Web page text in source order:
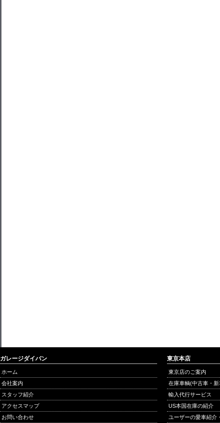
ガレージダイバン
ホーム
会社案内
スタッフ紹介
アクセスマップ
お問い合わせ
東京本店
東京店のご案内
在庫車輌(中古車・
輸入代行サービス
US本国在庫の紹介
ユーザーの愛車紹介